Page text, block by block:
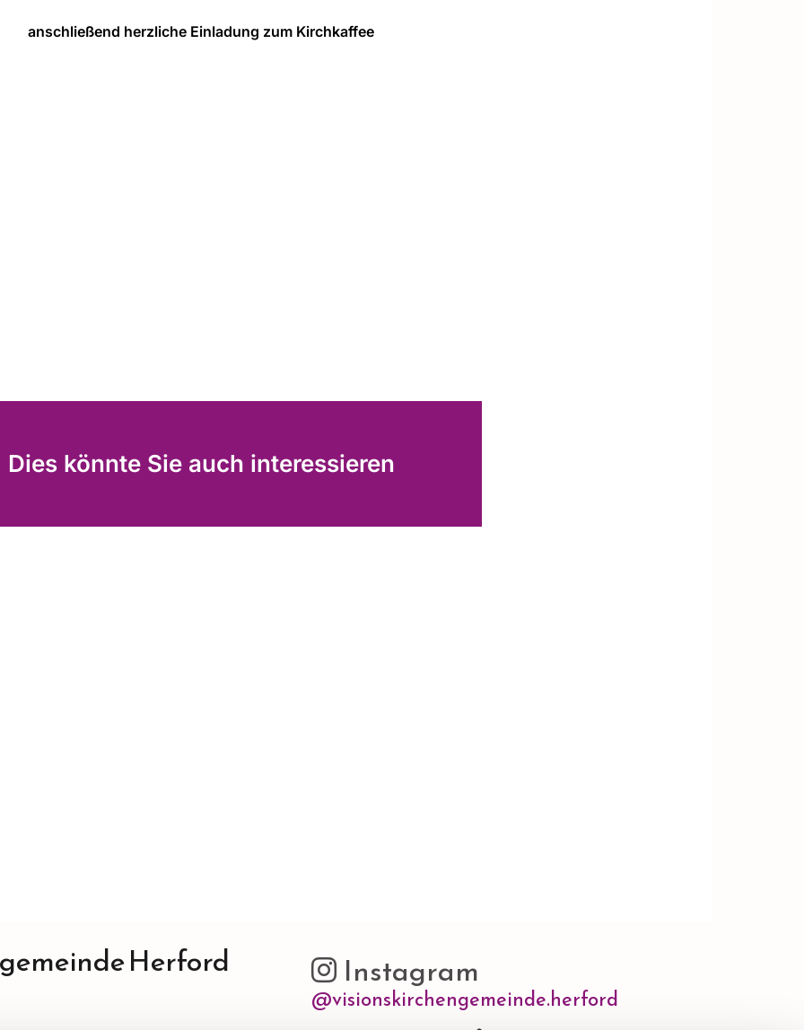
anschließend herzliche Einladung zum Kirchkaffee
Dies könnte Sie auch interessieren
Herford Instagram
@visionskirchengemeinde.herford